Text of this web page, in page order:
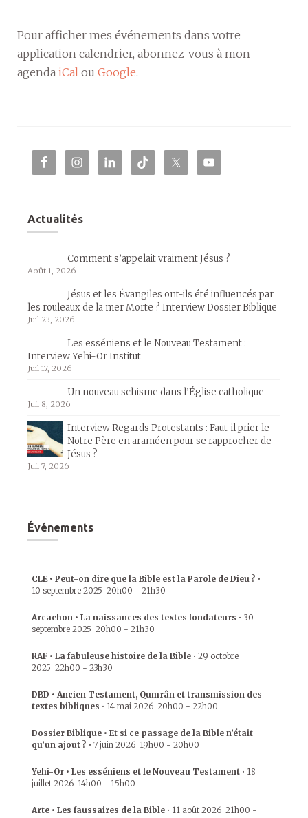
Pour afficher mes événements dans votre
application calendrier, abonnez-vous à mon
agenda iCal ou Google.
Actualités
Comment s’appelait vraiment Jésus ?
Août 1, 2026
Jésus et les Évangiles ont-ils été influencés par
les rouleaux de la mer Morte ? Interview Dossier Biblique
Juil 23, 2026
Les esséniens et le Nouveau Testament :
Interview Yehi-Or Institut
Juil 17, 2026
Un nouveau schisme dans l’Église catholique
Juil 8, 2026
Interview Regards Protestants : Faut-il prier le
Notre Père en araméen pour se rapprocher de
Jésus ?
Juil 7, 2026
Événements
CLE • Peut-on dire que la Bible est la Parole de Dieu ? •
10 septembre 2025 20h00 - 21h30
Arcachon • La naissances des textes fondateurs • 30
septembre 2025 20h00 - 21h30
RAF • La fabuleuse histoire de la Bible • 29 octobre
2025 22h00 - 23h30
DBD • Ancien Testament, Qumrân et transmission des
textes bibliques • 14 mai 2026 20h00 - 22h00
Dossier Biblique • Et si ce passage de la Bible n’était
qu’un ajout ? • 7 juin 2026 19h00 - 20h00
Yehi-Or • Les esséniens et le Nouveau Testament • 18
juillet 2026 14h00 - 15h00
Arte • Les faussaires de la Bible • 11 août 2026 21h00 -